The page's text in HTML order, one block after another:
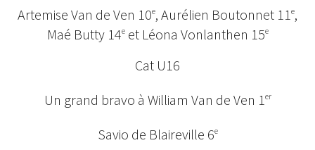
Artemise Van de Ven 10e, Aurélien Boutonnet 11 e,
Maé Butty 14eet Léona Vonlanthen 15e
Cat U16
Un grand bravo à William Van de Ven 1 er
Savio de Blaireville 6e